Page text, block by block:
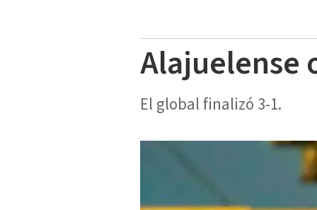
Alajuelense
El global finalizó 3-1.